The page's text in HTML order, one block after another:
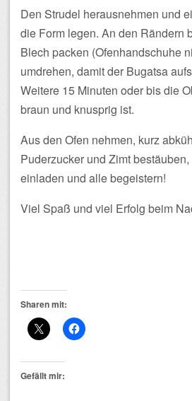
Den Strudel herausnehmen und
die Form legen. An den Rändern
Blech packen (Ofenhandschuhe
umdrehen, damit der Bugatsa
Weitere 15 Minuten oder bis die
braun und knusprig ist.
Aus den Ofen nehmen, kurz
Puderzucker und Zimt
einladen und alle begeistern!
Viel Spaß und viel Erfolg beim
Sharen mit:
Gefällt mir: